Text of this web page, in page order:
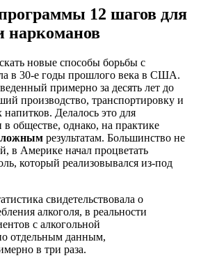
12 шагов для
наркоманов
новые способы борьбы с
в 30-е годы прошлого века в США.
примерно за десять лет до
производство, транспортировку и
Делалось это для
в обществе, однако, на практике
результатам. Большинство не
в Америке начал процветать
который реализовывался из-под
свидетельствовала о
алкоголя, в реальности
с алкогольной
отдельным данным,
в три раза.